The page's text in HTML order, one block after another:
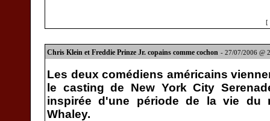
[
Chris Klein et Freddie Prinze Jr. copains comme cochon - 27/07/2006 @
Les deux comédiens américains
le casting de New York City
inspirée d'une période de la vie du
Whaley.